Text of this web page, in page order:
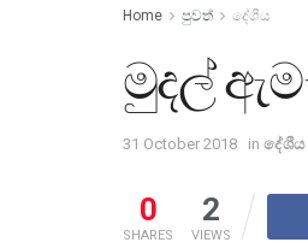
Home පුවත් දේශීය
මුදල්
31 October 2018 in දේශීය
0
SHARES
2
VIEWS